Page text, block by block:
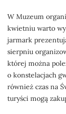
W Muzeum
kwietniu warto
jarmark
sierpniu
której można
o konstelacjach
również czas na
turyści mogą